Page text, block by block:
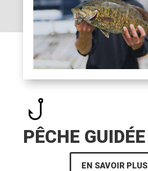
PÊCHE GUIDÉE
EN SAVOIR PLUS